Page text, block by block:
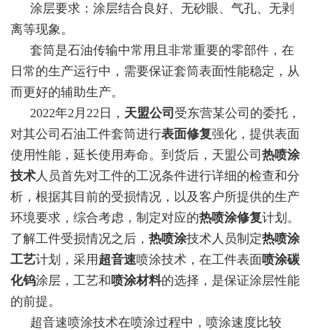
涂层要求：涂层结合良好、无砂眼、气孔、无剥
离等现象。
套筒是石油传输中常用且非常重要的零部件，在
日常的生产运行中，需要保证套筒表面性能稳定，从
而更好的辅助生产。
2022年2月22日， 天盟公司 受东营某公司的委托，
对其公司石油工件套筒进行表面修复强化，提供表面
使用性能，延长使用寿命。到货后，天盟公司 热喷涂
技术 人员首先对工件的工况条件进行详细的检查和分
析，根据其目前的受损情况，以及客户所提供的生产
环境要求，综合考虑，制定对应的热喷涂修复计划。
了解工件受损情况之后， 热喷涂技术人员制定热喷涂
工艺计划，采用 超音速喷涂技术，在工件表面喷涂碳
化钨涂层，工艺和喷涂材料的选择，是保证涂层性能
的前提。
超音速喷涂技术在喷涂过程中，喷涂速度比较